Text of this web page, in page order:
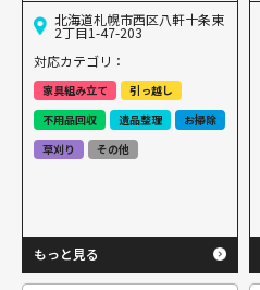
北海道札幌市西区八軒十条東
2丁目1-47-203
対応カテゴリ：
家具組み立て
引っ越し
不用品回収
遺品整理
お掃除
草刈り
その他
もっと見る